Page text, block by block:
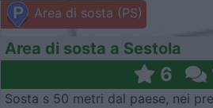
Area di sosta (PS)
Area di sosta a Sestola
6
Sosta s 50 metri dal paese, nei